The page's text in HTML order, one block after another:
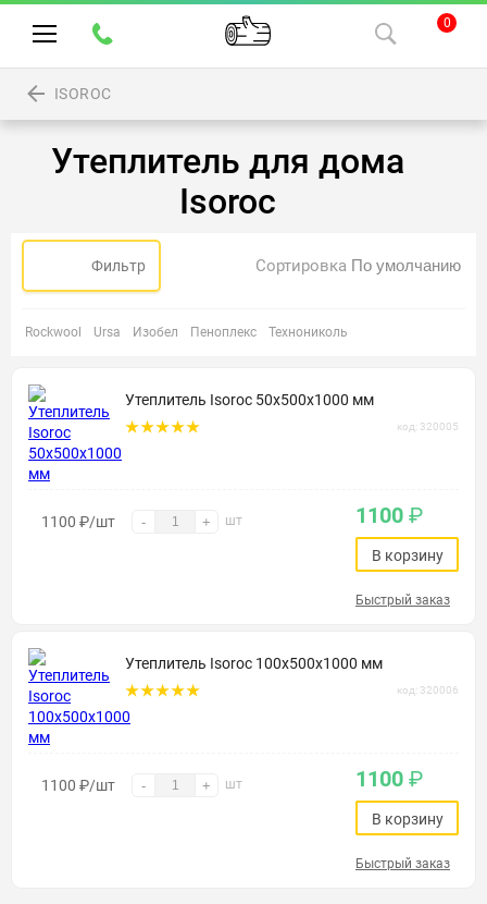
0
ISOROC
Утеплитель для дома
Isoroc
Фильтр Сортировка
Rockwool Ursa Изобел Пеноплекс Технониколь
Утеплитель Isoroc 50х500х1000 мм
код: 320005
1100 ₽/шт - + шт 1100 ₽
В корзину
Быстрый заказ
Утеплитель Isoroc 100х500х1000 мм
код: 320006
1100 ₽/шт - + шт 1100 ₽
В корзину
Быстрый заказ